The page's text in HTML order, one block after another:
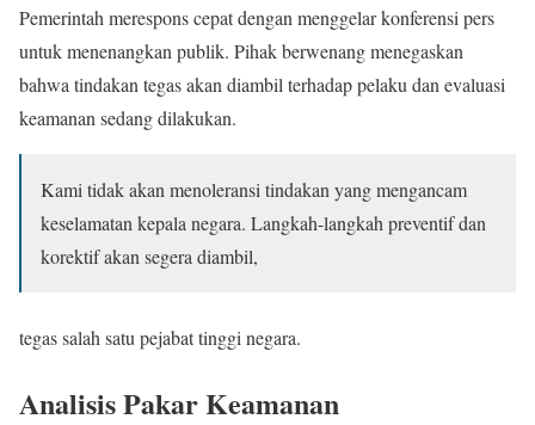
Pemerintah merespons cepat dengan menggelar konferensi pers
untuk menenangkan publik. Pihak berwenang menegaskan
bahwa tindakan tegas akan diambil terhadap pelaku dan evaluasi
keamanan sedang dilakukan.
Kami tidak akan menoleransi tindakan yang mengancam
keselamatan kepala negara. Langkah-langkah preventif dan
korektif akan segera diambil,
tegas salah satu pejabat tinggi negara.
Analisis Pakar Keamanan